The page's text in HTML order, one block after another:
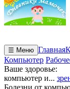
☰ Меню Главная
Компьютер
Ваше здоровье:
компьютер и...
Болезни от